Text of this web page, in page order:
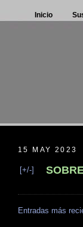
Inicio
15 MAY 2023
[+/-]
Entradas más